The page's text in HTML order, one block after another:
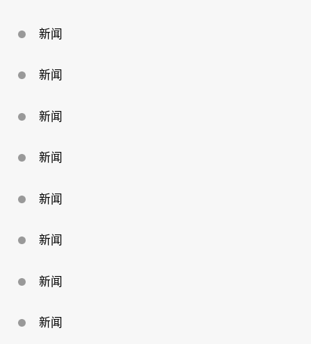
新闻
新闻
新闻
新闻
新闻
新闻
新闻
新闻